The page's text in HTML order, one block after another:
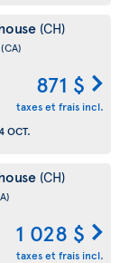
(CH)
(CA)
871 $
taxes et frais incl.
OCT.
(CH)
1 028 $
taxes et frais incl.